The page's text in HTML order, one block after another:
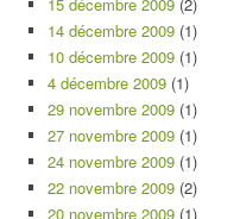
14 décembre 2009 (1)
10 décembre 2009 (1)
4 décembre 2009 (1)
29 novembre 2009 (1)
27 novembre 2009 (1)
24 novembre 2009 (1)
22 novembre 2009 (2)
20 novembre 2009 (1)